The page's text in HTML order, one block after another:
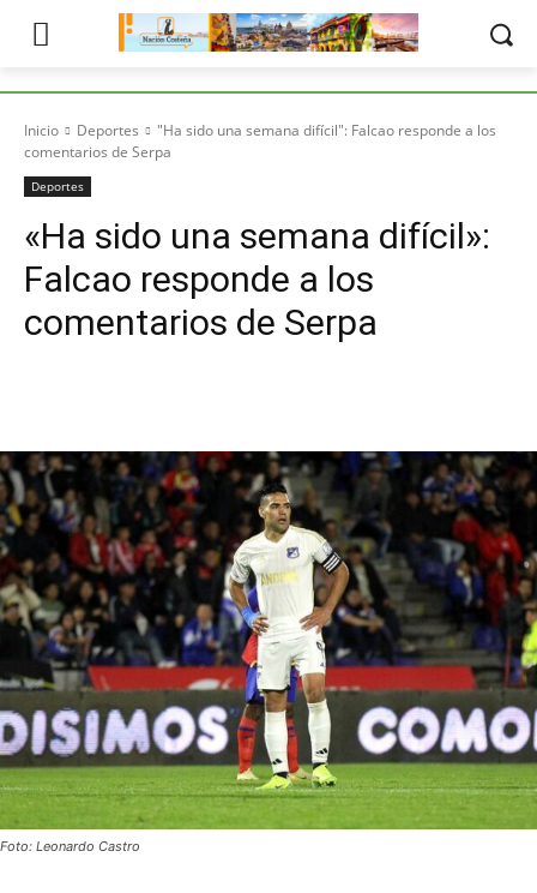
Inicio Deportes
"Ha sido una semana difícil": Falcao responde a los
comentarios de Serpa
Deportes
«Ha sido una semana difícil»:
Falcao responde a los
comentarios de Serpa
Foto: Leonardo Castro